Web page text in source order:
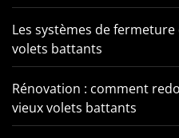
Les systèmes de
volets battants
Rénovation : comment
vieux volets battants